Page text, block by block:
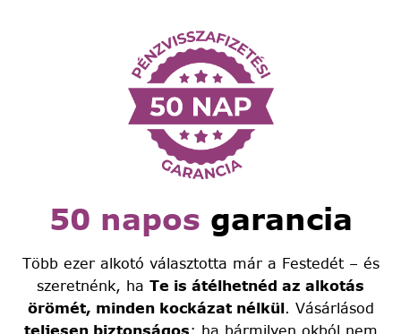
50 napos garancia
Több ezer alkotó választotta már a Festedét – és
szeretnénk, ha Te is átélhetnéd az alkotás
örömét, minden kockázat nélkül. Vásárlásod